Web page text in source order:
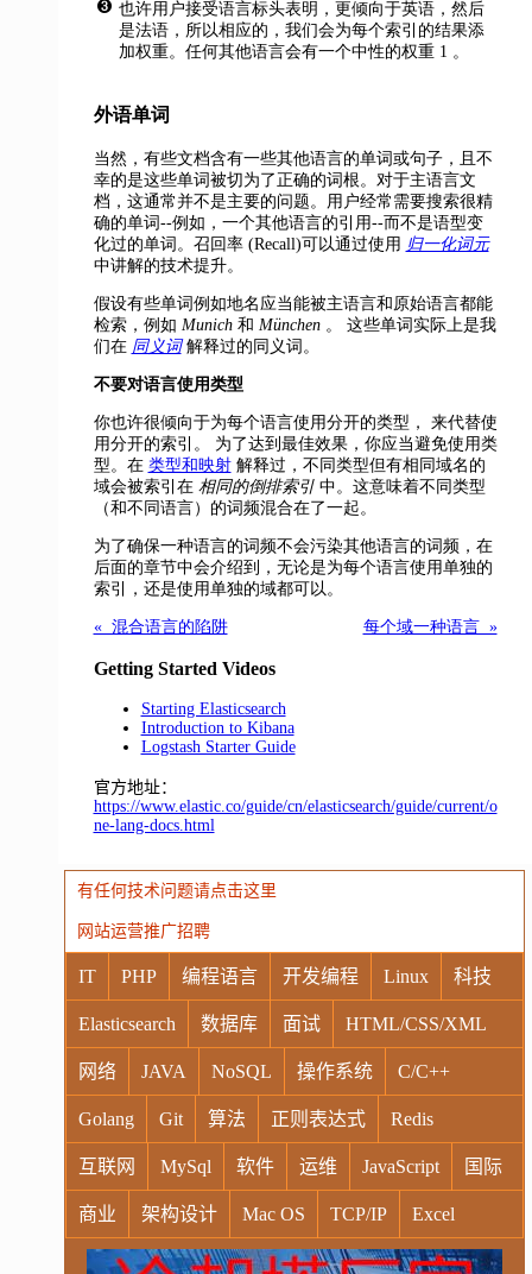
也许用户接受语言标头表明，更倾向于英语，然后
是法语，所以相应的，我们会为每个索引的结果添
加权重。任何其他语言会有一个中性的权重 1 。
外语单词
当然，有些文档含有一些其他语言的单词或句子，且不
幸的是这些单词被切为了正确的词根。对于主语言文
档，这通常并不是主要的问题。用户经常需要搜索很精
确的单词--例如，一个其他语言的引用--而不是语型变
化过的单词。召回率 (Recall)可以通过使用 归一化词元
中讲解的技术提升。
假设有些单词例如地名应当能被主语言和原始语言都能
检索，例如 Munich和 München。 这些单词实际上是我
们在 同义词解释过的同义词。
不要对语言使用类型
你也许很倾向于为每个语言使用分开的类型，
来代替使
用分开的索引。 为了达到最佳效果，你应当避免使用类
型。在 类型和映射解释过，不同类型但有相同域名的
域会被索引在 相同的倒排索引中。这意味着不同类型
（和不同语言）的词频混合在了一起。
为了确保一种语言的词频不会污染其他语言的词频，在
后面的章节中会介绍到，无论是为每个语言使用单独的
索引，还是使用单独的域都可以。
« 混合语言的陷阱 每个域一种语言 »
Getting Started Videos
Starting Elasticsearch
Introduction to Kibana
Logstash Starter Guide
官方地址：
https://www.elastic.co/guide/cn/elasticsearch/guide/current/o
ne-lang-docs.html
有任何技术问题请点击这里
网站运营推广招聘
IT PHP 编程语言 开发编程 Linux 科技
Elasticsearch 数据库 面试 HTML/CSS/XML
网络 JAVA NoSQL 操作系统 C/C++
Golang Git 算法 正则表达式 Redis
互联网 MySql 软件 运维 JavaScript 国际
商业 架构设计 Mac OS TCP/IP Excel
Windows Oracle Socket VR Vim